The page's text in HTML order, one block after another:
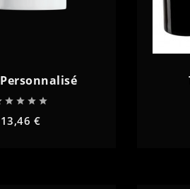
   
13,46 €